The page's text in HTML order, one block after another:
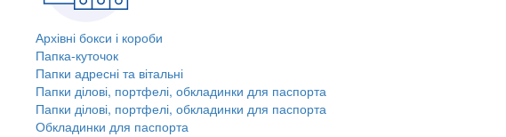
Архівні бокси і короби
Папка-куточок
Папки адресні та вітальні
Папки ділові, портфелі, обкладинки для паспорта
Папки ділові, портфелі, обкладинки для паспорта
Обкладинки для паспорта